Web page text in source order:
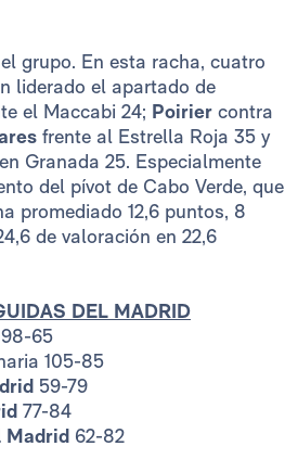
grupo. En esta racha, cuatro
liderado el apartado de
el Maccabi 24; Poirier contra
frente al Estrella Roja 35 y
en Granada 25. Especialmente
del pívot de Cabo Verde, que
promediado 12,6 puntos, 8
de valoración en 22,6
DEL MADRID
65
105-85
59-79
77-84
Madrid 62-82